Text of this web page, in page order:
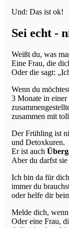
Und: Das ist ok!
Sei echt -
Weißt du, was
Eine Frau, die
Oder die sagt:
Wenn du
3 Monate in
zusammen mit
Der Frühling ist
und Detoxkuren.
Er ist auch
Aber du darfst
Ich bin da für
immer du
oder helfe dir
Melde dich,
Oder eine Frau,